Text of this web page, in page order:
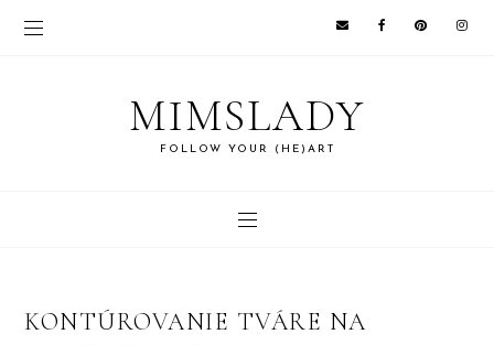
MIMSLADY
FOLLOW YOUR (HE)ART
KONTÚROVANIE TVÁRE NA